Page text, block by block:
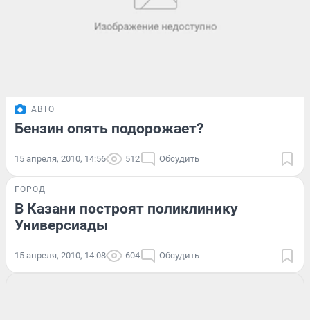
АВТО
Бензин опять подорожает?
15 апреля, 2010, 14:56 512 Обсудить
ГОРОД
В Казани построят поликлинику
Универсиады
15 апреля, 2010, 14:08 604 Обсудить